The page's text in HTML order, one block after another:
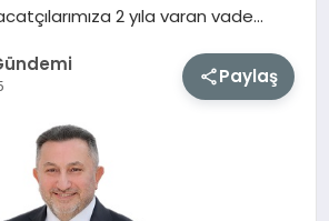
2 yıla varan vade…
Paylaş